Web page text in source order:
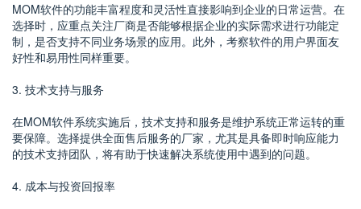
MOM软件的功能丰富程度和灵活性直接影响到企业的日常运营。在
选择时，应重点关注厂商是否能够根据企业的实际需求进行功能定
制，是否支持不同业务场景的应用。此外，考察软件的用户界面友
好性和易用性同样重要。
3. 技术支持与服务
在MOM软件系统实施后，技术支持和服务是维护系统正常运转的重
要保障。选择提供全面售后服务的厂家，尤其是具备即时响应能力
的技术支持团队，将有助于快速解决系统使用中遇到的问题。
4. 成本与投资回报率